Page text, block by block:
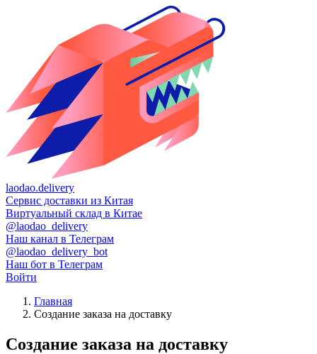
laodao.delivery
Сервис доставки из Китая
Виртуальный склад в Китае
@laodao_delivery
Наш канал в Телеграм
@laodao_delivery_bot
Наш бот в Телеграм
Войти
Главная
Создание заказа на доставку
Создание заказа на доставку